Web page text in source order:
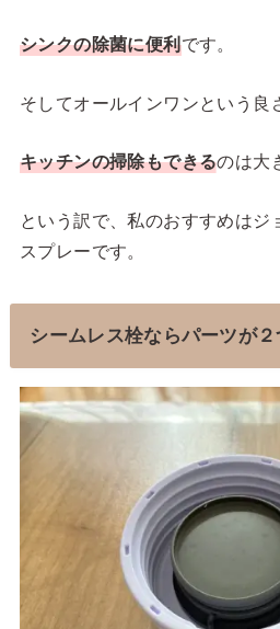
シンクの除菌に便利です。
そしてオールインワンという良
キッチンの掃除もできるのは大
という訳で、私のおすすめはジ
スプレーです。
シームレス栓ならパーツが